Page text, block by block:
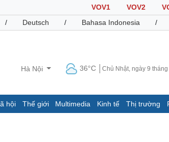
VOV1 VOV2
/ Deutsch / Bahasa Indonesia /
Hà Nội 36°C Chủ Nhật, ngày 9
hội Thế giới Multimedia Kinh tế Thị trường